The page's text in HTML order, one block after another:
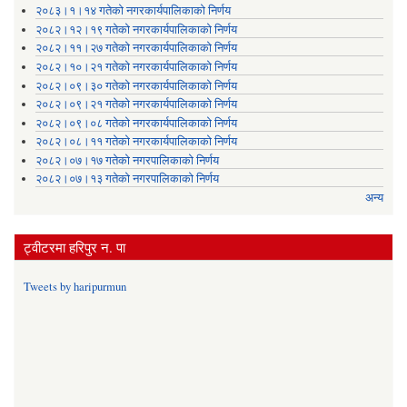
२०८३।१।१४ गतेको नगरकार्यपालिकाको निर्णय
२०८२।१२।१९ गतेको नगरकार्यपालिकाको निर्णय
२०८२।११।२७ गतेको नगरकार्यपालिकाको निर्णय
२०८२।१०।२१ गतेको नगरकार्यपालिकाको निर्णय
२०८२।०९।३० गतेको नगरकार्यपालिकाको निर्णय
२०८२।०९।२१ गतेको नगरकार्यपालिकाको निर्णय
२०८२।०९।०८ गतेको नगरकार्यपालिकाको निर्णय
२०८२।०८।११ गतेको नगरकार्यपालिकाको निर्णय
२०८२।०७।१७ गतेको नगरपालिकाको निर्णय
२०८२।०७।१३ गतेको नगरपालिकाको निर्णय
अन्य
ट्वीटरमा हरिपुर न. पा
Tweets by haripurmun